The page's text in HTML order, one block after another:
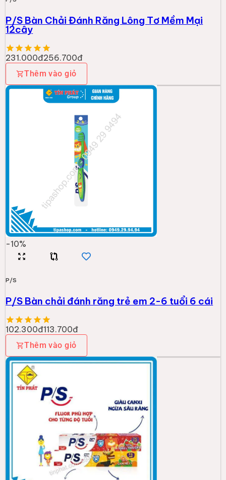
P/S Bàn Chải Đánh Răng Lông Tơ Mềm Mại
12cây
231.000đ256.700đ
Thêm vào giỏ
-10%
P/S
P/S Bàn chải đánh răng trẻ em 2-6 tuổi 6 cái
102.300đ113.700đ
Thêm vào giỏ